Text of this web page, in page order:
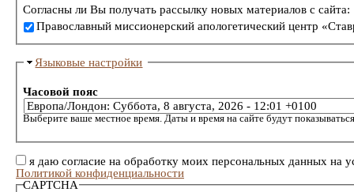
Согласны ли Вы получать рассылку новых материалов с сайта:
Православный миссионерский апологетический центр
Языковые настройки
Часовой пояс
Выберите ваше местное время. Даты и время на сайте будут
я даю согласие на обработку моих персональных данных на
Политикой конфиденциальности
CAPTCHA